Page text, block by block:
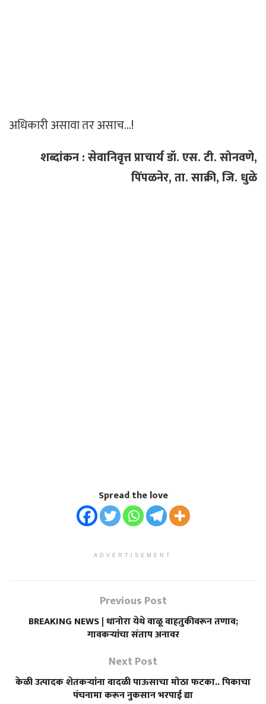
अधिकारी असावा तर असाच…!
शब्दांकन : सेवानिवृत्त प्राचार्य डॉ. एस. टी. सोनवणे,
पिंपळनेर, ता. साक्री, जि. धुळे
Spread the love
ADVERTISEMENT
Previous Post
BREAKING NEWS | धानोरा येथे वाळू वाहतुकीवरून तणाव;
गावकऱ्यांचा संताप अनावर
Next Post
केळी उत्पादक शेतकऱ्यांना वादळी पाऊसाचा मोठा फटका.. पिकाचा
पंचनामा करून नुकसान भरपाई द्या